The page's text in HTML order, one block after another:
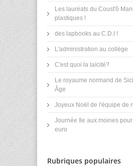
Les lauréats du Coust'ô
plastiques !
des lapbooks au C.D.I !
L'administration au collège
C'est quoi la laïcité?
Le royaume normand de
Âge
Joyeux Noël de l'équipe de
Journée Ile aux moines
euro
Rubriques populaires